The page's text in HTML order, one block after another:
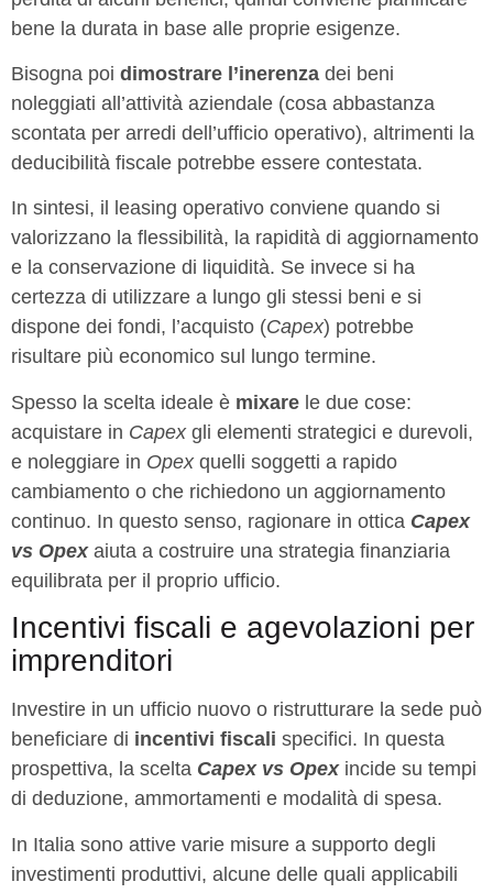
bene la durata in base alle proprie esigenze.
Bisogna poi dimostrare l’inerenza dei beni
noleggiati all’attività aziendale (cosa abbastanza
scontata per arredi dell’ufficio operativo), altrimenti la
deducibilità fiscale potrebbe essere contestata.
In sintesi, il leasing operativo conviene quando si
valorizzano la flessibilità, la rapidità di aggiornamento
e la conservazione di liquidità. Se invece si ha
certezza di utilizzare a lungo gli stessi beni e si
dispone dei fondi, l’acquisto (Capex) potrebbe
risultare più economico sul lungo termine.
Spesso la scelta ideale è mixare le due cose:
acquistare in Capex gli elementi strategici e durevoli,
e noleggiare in Opex quelli soggetti a rapido
cambiamento o che richiedono un aggiornamento
continuo. In questo senso, ragionare in ottica Capex
vs Opexaiuta a costruire una strategia finanziaria
equilibrata per il proprio ufficio.
Incentivi fiscali e agevolazioni per
imprenditori
Investire in un ufficio nuovo o ristrutturare la sede può
beneficiare di incentivi fiscali specifici. In questa
prospettiva, la scelta Capex vs Opexincide su tempi
di deduzione, ammortamenti e modalità di spesa.
In Italia sono attive varie misure a supporto degli
investimenti produttivi, alcune delle quali applicabili